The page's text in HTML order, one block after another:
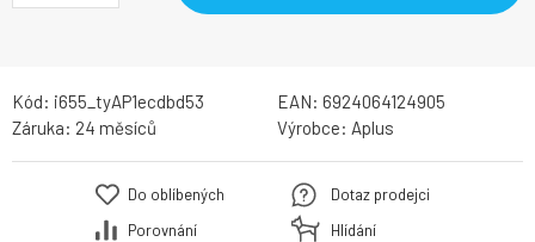
Kód: i655_tyAP1ecdbd53 EAN: 6924064124905
Záruka: 24 měsíců Výrobce: Aplus
Do oblíbených
Porovnání
Dotaz prodejci
Hlídání